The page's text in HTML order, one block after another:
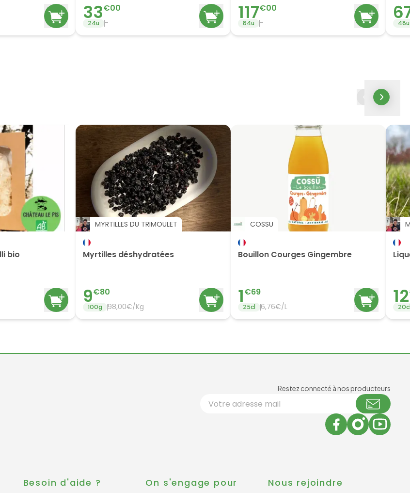
33€00
24u - 117€00
84u - 48u
bio
MYRTILLES DU TRIMOULET
Myrtilles déshydratées
9€80
100g 98,00€/Kg
COSSU
Bouillon Courges Gingembre
1€69
25cl 6,76€/L 12
20
Restez connecté à nos producteurs
Votre adresse email
Besoin d'aide ? On s'engage pour Nous rejoindre